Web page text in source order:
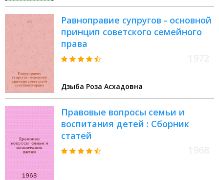
Равноправие супругов - основной
принцип советского семейного
права
Дзыба Роза Асхадовна
Правовые вопросы семьи и
воспитания детей : Сборник
статей